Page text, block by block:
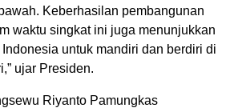
Keberhasilan pembangunan
waktu singkat ini juga menunjukkan
untuk mandiri dan berdiri di
ujar Presiden.
Riyanto Pamungkas